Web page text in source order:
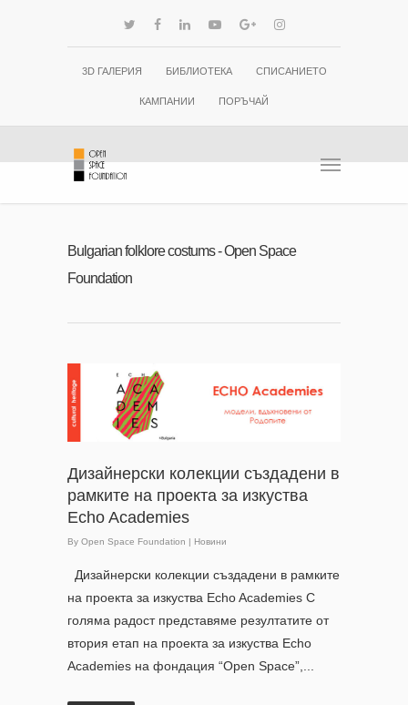
3D ГАЛЕРИЯ БИБЛИОТЕКА СПИСАНИЕТО
КАМПАНИИ ПОРЪЧАЙ
Bulgarian folklore costums - Open Space
Foundation
Дизайнерски колекции създадени в
рамките на проекта за изкуства
Echo Academies
By Open Space Foundation | Новини
Дизайнерски колекции създадени в рамките
на проекта за изкуства Echo Academies С
голяма радост представяме резултатите от
втория етап на проекта за изкуства Echo
Academies на фондация “Open Space”,...